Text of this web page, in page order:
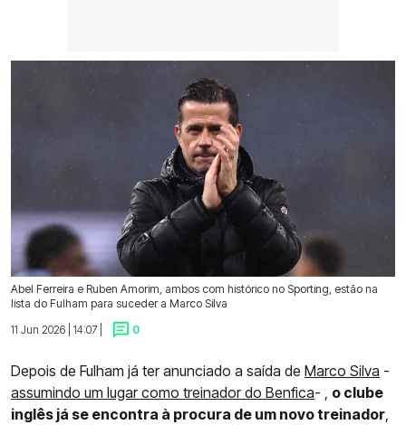
Abel Ferreira e Ruben Amorim, ambos com histórico no Sporting, estão na
lista do Fulham para suceder a Marco Silva
11 Jun 2026 | 14:07 |
0
Depois de Fulham já ter anunciado a saída de Marco Silva -
assumindo um lugar como treinador do Benfica- , o clube
inglês já se encontra à procura de um novo treinador,